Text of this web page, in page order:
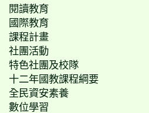
閱讀教育
國際教育
課程計畫
社團活動
特色社團及校隊
十二年國教課程綱要
全民資安素養
數位學習